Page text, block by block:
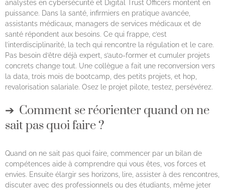
analystes en cybersécurité et Digital Trust Officers montent en
puissance. Dans la santé, infirmiers en pratique avancée,
assistants médicaux, managers de services médicaux et de
santé répondent aux besoins. Ce qui frappe, c’est
l’interdisciplinarité, la tech qui rencontre la régulation et le care.
Pas besoin d’être déjà expert, s’auto-former et cumuler projets
concrets change tout. Une collègue a fait une reconversion vers
la data, trois mois de bootcamp, des petits projets, et hop,
revalorisation salariale. Osez le projet pilote, testez, persévérez.
Comment se réorienter quand on ne
sait pas quoi faire ?
Quand on ne sait pas quoi faire, commencer par un bilan de
compétences aide à comprendre qui vous êtes, vos forces et
envies. Ensuite élargir ses horizons, lire, assister à des rencontres,
discuter avec des professionnels ou des étudiants, même jeter